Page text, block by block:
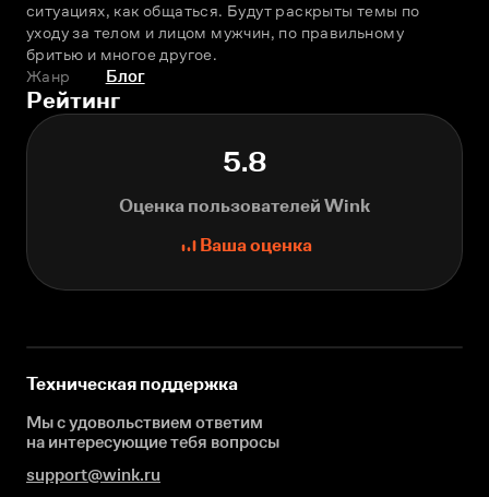
ситуациях, как общаться. Будут раскрыты темы по
уходу за телом и лицом мужчин, по правильному
бритью и многое другое.
Жанр
Блог
Рейтинг
5.8
Оценка пользователей Wink
Ваша оценка
Техническая поддержка
Мы с удовольствием ответим
на интересующиетебя вопросы
support@wink.ru